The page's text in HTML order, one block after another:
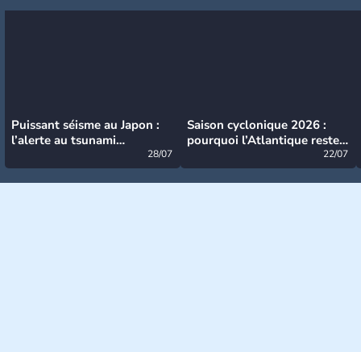
Puissant séisme au Japon :
l’alerte au tsunami
28/07
Saison cyclonique 2026 :
pourquoi l’Atlantique reste
22/07